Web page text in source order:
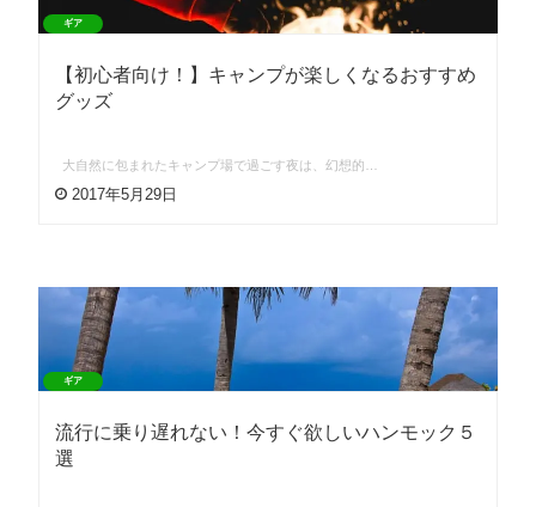
ギア
【初心者向け！】キャンプが楽しくなるおすすめ
グッズ
大自然に包まれたキャンプ場で過ごす夜は、幻想的…
2017年5月29日
ギア
流行に乗り遅れない！今すぐ欲しいハンモック５
選